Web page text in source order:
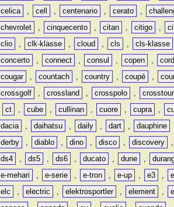
celica
, cell , centenario , cerato ,
chevrolet
, cinquecento , citan , citigo ,
clio
, clk-klasse , cloud , cls , cls-klasse
concerto
, connect , consul , copen ,
cougar
, countach , country , coupé ,
crossgolf
, crossland , crosspolo ,
ct , cube , cullinan , cuore , cupra ,
dacia
, daihatsu , daily , dart , dauphine
derby
, diablo , dino , disco , discovery ,
ds4
, ds5 , ds6 , ducato , dune ,
e-mehari
, e-serie , e-tron , e-up , e3 ,
elc
, electric , elektrosportler , element ,